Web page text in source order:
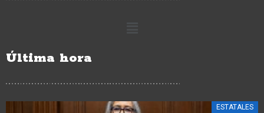
Última hora
ESTATALES